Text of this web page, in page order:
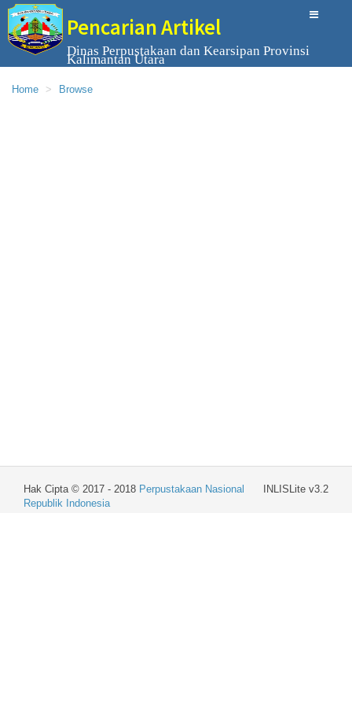
Pencarian Artikel
Dinas Perpustakaan dan Kearsipan Provinsi
Kalimantan Utara
Home Browse
INLISLite v3.2
Hak Cipta © 2017 - 2018 Perpustakaan Nasional
Republik Indonesia